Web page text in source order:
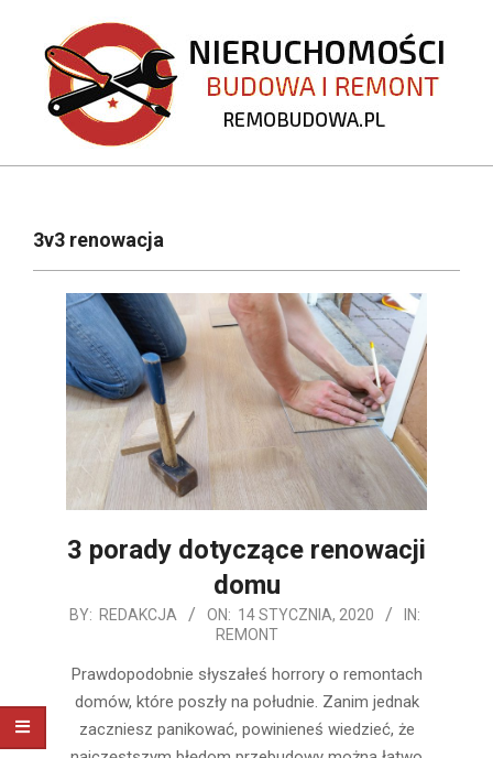
content
REMOBUDOWA.PL
Navigation3v3 renowacja
3 porady dotyczące renowacji
domu
2020-
14
BY: REDAKCJA ON: 14 STYCZNIA, 2020
IN:
REMONT
Prawdopodobnie słyszałeś horrory o remontach
domów, które poszły na południe. Zanim jednak
zaczniesz panikować, powinieneś wiedzieć, że